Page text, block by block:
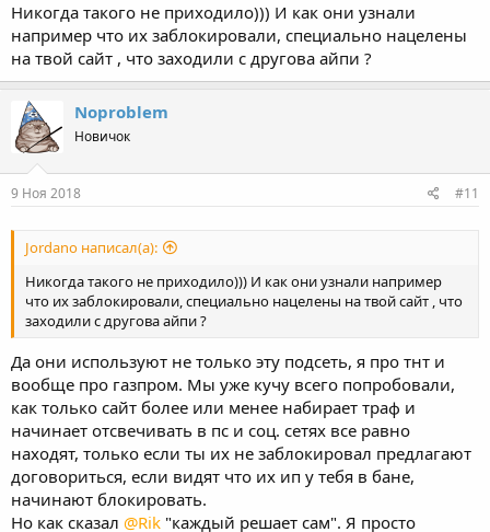
Никогда такого не приходило))) И как они узнали
например что их заблокировали, специально нацелены
на твой сайт , что заходили с другова айпи ?
Noproblem
Новичок
9 Ноя 2018 #11
Jordano написал(а):
Никогда такого не приходило))) И как они узнали например
что их заблокировали, специально нацелены на твой сайт , что
заходили с другова айпи ?
Да они используют не только эту подсеть, я про тнт и
вообще про газпром. Мы уже кучу всего попробовали,
как только сайт более или менее набирает траф и
начинает отсвечивать в пс и соц. сетях все равно
находят, только если ты их не заблокировал предлагают
договориться, если видят что их ип у тебя в бане,
начинают блокировать.
Но как сказал @Rik "каждый решает сам". Я просто